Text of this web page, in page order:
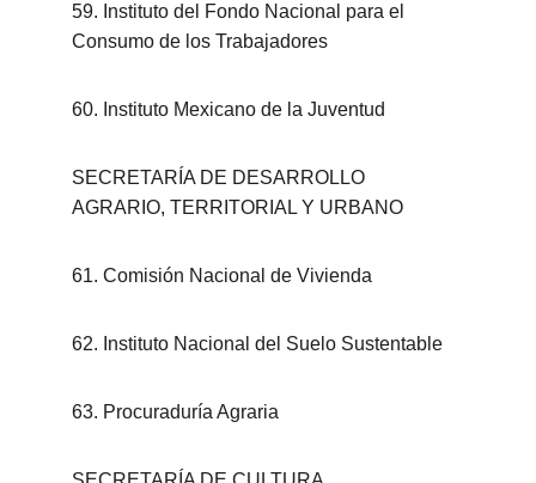
59. Instituto del Fondo Nacional para el
Consumo de los Trabajadores
60. Instituto Mexicano de la Juventud
SECRETARÍA DE DESARROLLO
AGRARIO, TERRITORIAL Y URBANO
61. Comisión Nacional de Vivienda
62. Instituto Nacional del Suelo Sustentable
63. Procuraduría Agraria